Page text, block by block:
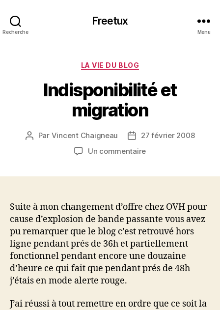
Recherche
Freetux
Menu
Catégories
LA VIE DU BLOG
Indisponibilité et
migration
Auteur
Par Vincent Chaigneau
Date
de
27 février 2008
Un commentairesur
Suite à mon changement d’offre chez OVH pour
cause d’explosion de bande passante vous avez
pu remarquer que le blog c’est retrouvé hors
ligne pendant prés de 36h et partiellement
fonctionnel pendant encore une douzaine
d’heure ce qui fait que pendant prés de 48h
j’étais en mode alerte rouge.
J’ai réussi à tout remettre en ordre que ce soit la